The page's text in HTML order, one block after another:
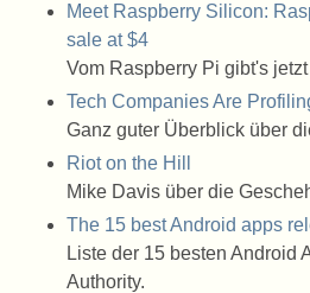
Meet Raspberry Silicon:
sale at $4
Vom Raspberry Pi gibt's
Tech Companies Are
Ganz guter Überblick über
Riot on the Hill
Mike Davis über die
The 15 best Android apps
Liste der 15 besten Android
Authority.